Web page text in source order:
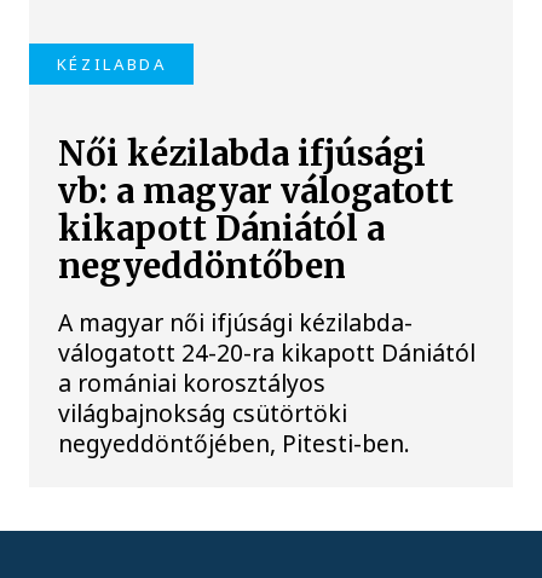
KÉZILABDA
Női kézilabda ifjúsági
vb: a magyar válogatott
kikapott Dániától a
negyeddöntőben
A magyar női ifjúsági kézilabda-
válogatott 24-20-ra kikapott Dániától
a romániai korosztályos
világbajnokság csütörtöki
negyeddöntőjében, Pitesti-ben.